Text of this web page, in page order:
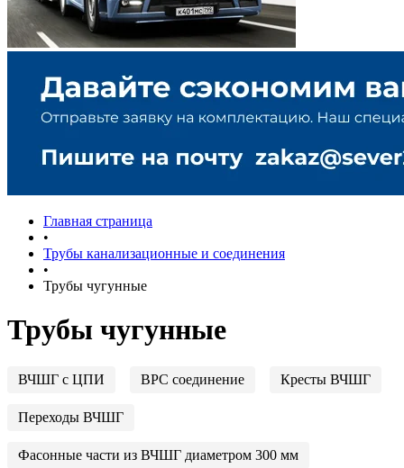
Главная страница
•
Трубы канализационные и соединения
•
Трубы чугунные
Трубы чугунные
ВЧШГ с ЦПИ ВРС cоединение Кресты ВЧШГ
Переходы ВЧШГ
Фасонные части из ВЧШГ диаметром 300 мм